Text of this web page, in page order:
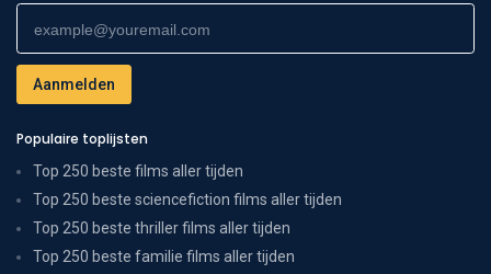
Populaire toplijsten
Top 250 beste films aller tijden
Top 250 beste sciencefiction films aller tijden
Top 250 beste thriller films aller tijden
Top 250 beste familie films aller tijden